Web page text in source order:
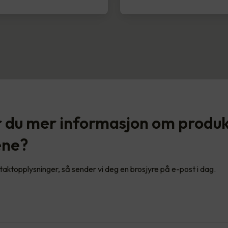
mer informasjon om
så sender vi deg en brosjyre på e-post i dag.